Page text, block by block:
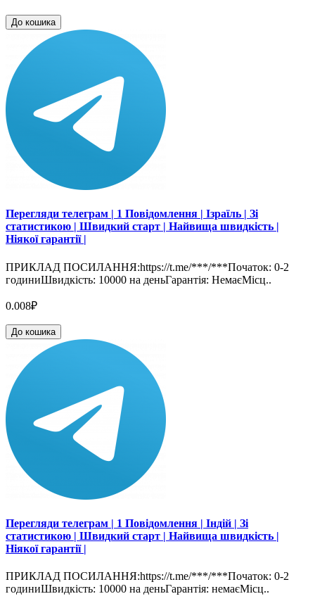
До кошика
Перегляди телеграм | 1 Повідомлення | Ізраїль | Зі
статистикою | Швидкий старт | Найвища швидкість |
Ніякої гарантії |
ПРИКЛАД ПОСИЛАННЯ:https://t.me/***/***Початок: 0-2
годиниШвидкість: 10000 на деньГарантія: НемаєМісц..
0.008₽
До кошика
Перегляди телеграм | 1 Повідомлення | Індій | Зі
статистикою | Швидкий старт | Найвища швидкість |
Ніякої гарантії |
ПРИКЛАД ПОСИЛАННЯ:https://t.me/***/***Початок: 0-2
годиниШвидкість: 10000 на деньГарантія: немаєМісц..